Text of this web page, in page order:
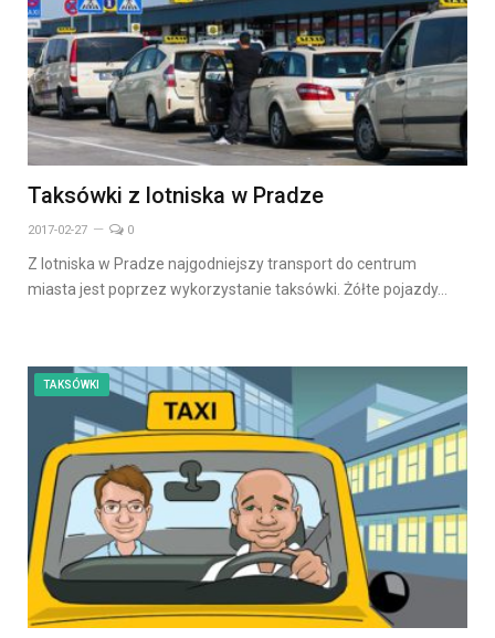
Taksówki z lotniska w Pradze
2017-02-27 0
Z lotniska w Pradze najgodniejszy transport do centrum
miasta jest poprzez wykorzystanie taksówki. Żółte pojazdy…
TAKSÓWKI